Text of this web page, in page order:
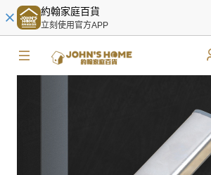
約翰家庭百貨
立刻使用官方APP